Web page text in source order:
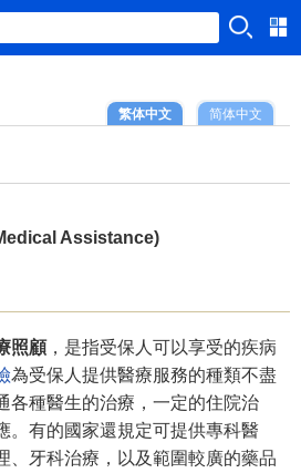
简体中文
繁体中文
Assistance)
照顧，是指受保人可以享受的疾病
為受保人提供醫療服務的種類不盡
各種醫生的治療，一定的住院治
。有的國家還規定可提供專科醫
、牙科治療，以及範圍較廣的藥品